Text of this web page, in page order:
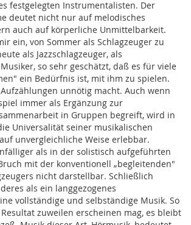
festgelegten Instrumentalisten. Der
deutet nicht nur auf melodisches
auch auf körperliche Unmittelbarkeit.
ein, von Sommer als Schlagzeuger zu
als Jazzschlagzeuger, als
so sehr geschätzt, daß es für viele
ein Bedürfnis ist, mit ihm zu spielen.
unnötig macht. Auch wenn
immer als Ergänzung zur
in Gruppen begreift, wird in
Universalität seiner musikalischen
unvergleichliche Weise erlebbar.
als in der solistisch aufgeführten
mit der konventionell „begleitenden"
nicht darstellbar. Schließlich
als ein langgezogenes
vollständige und selbständige Musik. So
zuweilen erscheinen mag, es bleibt